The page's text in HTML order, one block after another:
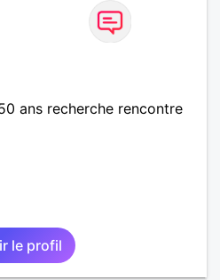
ans recherche rencontre
le profil